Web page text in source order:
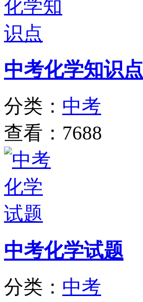
中考化学知识点
分类： 中考
查看：7688
中考化学试题
分类： 中考